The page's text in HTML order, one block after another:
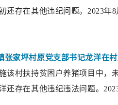
还存在其他违纪问题。2023
张家坪村原党支部书记龙洋在
该村扶持贫困户养猪项目中，
还存在其他违纪违法问题。